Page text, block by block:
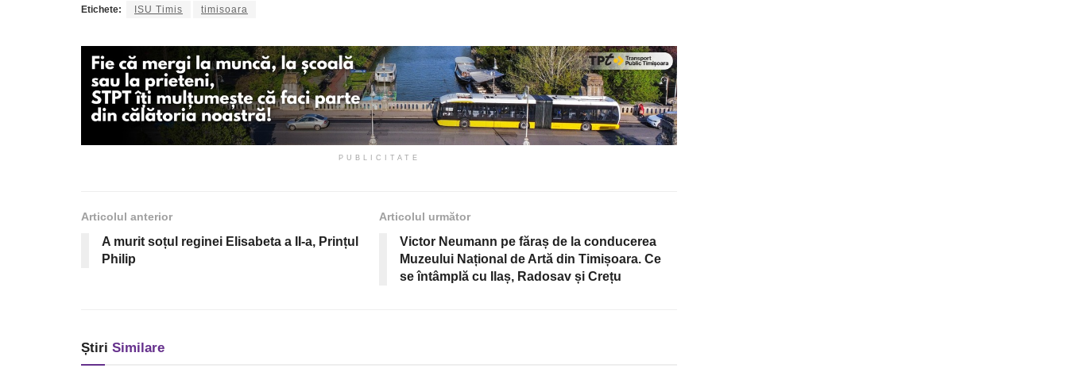
Etichete: ISU Timis timisoara
PUBLICITATE
Articolul anterior
A murit soțul reginei Elisabeta a II-a, Prințul
Philip
Articolul următor
Victor Neumann pe făraș de la conducerea
Muzeului Național de Artă din Timișoara. Ce
se întâmplă cu Ilaș, Radosav și Crețu
Știri Similare